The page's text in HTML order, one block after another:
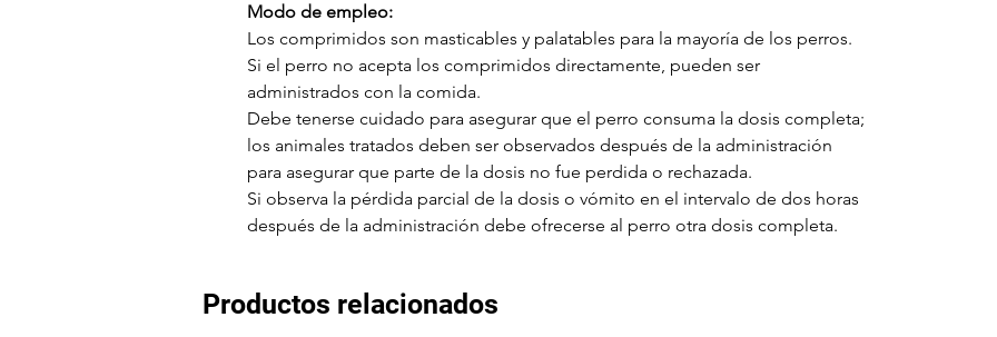
Modo de empleo:
Los comprimidos son masticables y palatables para la mayoría de los perros.
Si el perro no acepta los comprimidos directamente, pueden ser
administrados con la comida.
Debe tenerse cuidado para asegurar que el perro consuma la dosis completa;
los animales tratados deben ser observados después de la administración
para asegurar que parte de la dosis no fue perdida o rechazada.
Si observa la pérdida parcial de la dosis o vómito en el intervalo de dos horas
después de la administración debe ofrecerse al perro otra dosis completa.
Productos relacionados